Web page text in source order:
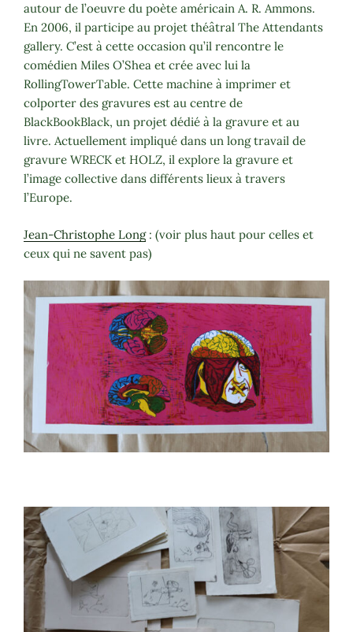
autour de l’oeuvre du poète américain A. R. Ammons.
En 2006, il participe au projet théâtral The Attendants
gallery. C’est à cette occasion qu’il rencontre le
comédien Miles O’Shea et crée avec lui la
RollingTowerTable. Cette machine à imprimer et
colporter des gravures est au centre de
BlackBookBlack, un projet dédié à la gravure et au
livre. Actuellement impliqué dans un long travail de
gravure WRECK et HOLZ, il explore la gravure et
l’image collective dans différents lieux à travers
l’Europe.
Jean-Christophe Long: (voir plus haut pour celles et
ceux qui ne savent pas)